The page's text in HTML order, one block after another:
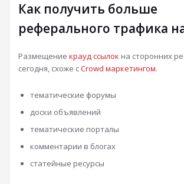
Как получить больше
реферального трафика
Размещение крауд ссылок на сторонних
сегодня, схоже сCrowd маркетингом.
тематические форумы
доски объявлений
тематические порталы
комментарии в блогах
статейные ресурсы